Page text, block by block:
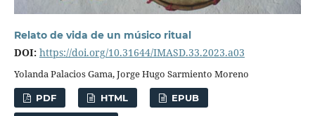
Relato de vida de un músico ritual
DOI: https://doi.org/10.31644/IMASD.33.2023.a03
Yolanda Palacios Gama, Jorge Hugo Sarmiento Moreno
PDF HTML EPUB